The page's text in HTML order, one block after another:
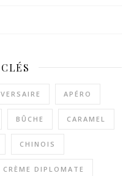
APÉRO
BÛCHE CARAMEL
CHINOIS
CRÈME DIPLOMATE